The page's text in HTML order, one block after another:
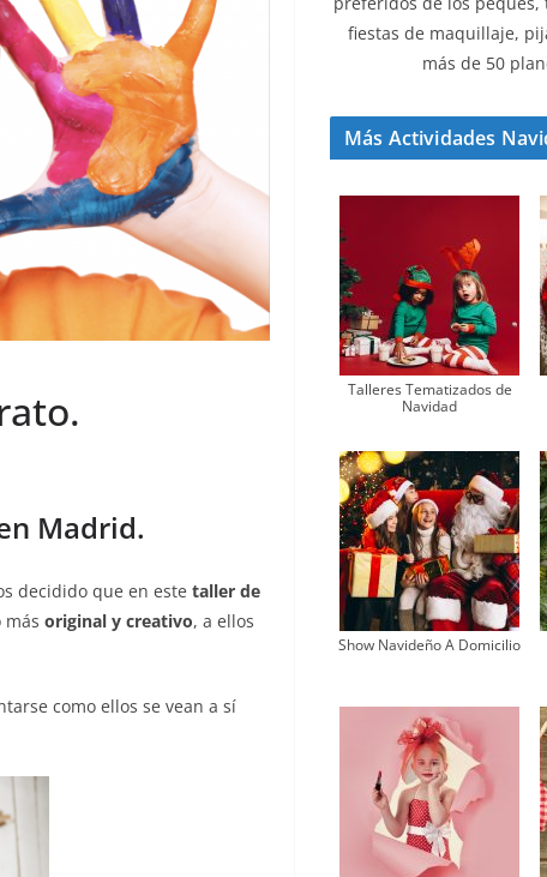
Madrid.
decidido que en este taller de
más original y creativo, a ellos
como ellos se vean a sí
fiestas de maquillaje,
más de 50
Más Actividades
Talleres Tematizados de
Navidad
Show Navideño A Domicilio